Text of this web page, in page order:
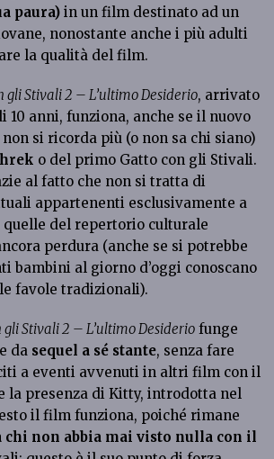
paura) in un film destinato ad un
nonostante anche i più adulti
la qualità del film.
gli Stivali 2 – L’ultimo Desiderio, arrivato
anni, funziona, anche se il nuovo
si ricorda più (o non sa chi siano)
o del primo Gatto con gli Stivali.
al fatto che non si tratta di
appartenenti esclusivamente a
quelle del repertorio culturale
perdura (anche se si potrebbe
bambini al giorno d’oggi conoscano
favole tradizionali).
gli Stivali 2 – L’ultimo Desiderio funge
da sequel a sé stante, senza fare
a eventi avvenuti in altri film con il
la presenza di Kitty, introdotta nel
il film funziona, poiché rimane
chi non abbia mai visto nulla con il